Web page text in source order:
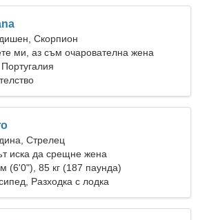
Скорпион
ми, аз съм очарователна жена
Стрелец
иска да срещне жена
(6'0"), 85 кг (187 паунда)
Разходка с лодка